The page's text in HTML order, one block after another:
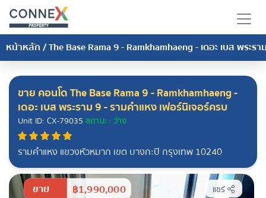
หน้าหลัก/The Base Rama 9 - Ramkhamhaeng - เดอะ เบส พระร
ขาย คอนโด The Base Rama 9 - Ramkhamhaeng -
เดอะ เบส พระราม 9 - รามคำแหง เฟอร์นิเจอร์ครบ
Unit ID: CX-79035 สถานะ : ว่าง
รามคำแหง แขวงหัวหมาก เขต บางกะปิ กรุงเทพ 10240
ขาย ฿1,990,000 แชร์